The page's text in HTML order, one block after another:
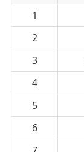
1
2
3
4
5
6